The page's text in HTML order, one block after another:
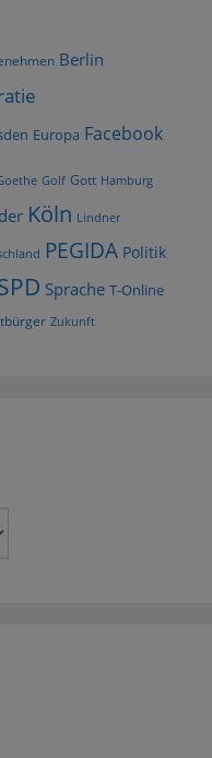
Berlin
Europa Facebook
Golf Gott Hamburg
Köln Lindner
PEGIDA Politik
Sprache T-Online
Zukunft